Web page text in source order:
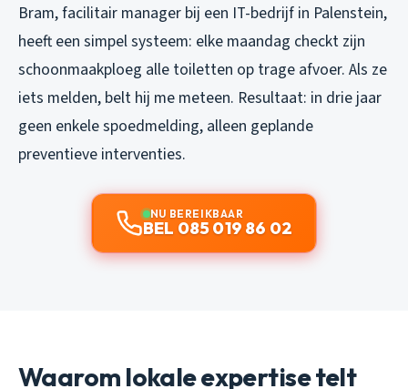
Bram, facilitair manager bij een IT-bedrijf in Palenstein,
heeft een simpel systeem: elke maandag checkt zijn
schoonmaakploeg alle toiletten op trage afvoer. Als ze
iets melden, belt hij me meteen. Resultaat: in drie jaar
geen enkele spoedmelding, alleen geplande
preventieve interventies.
NU BEREIKBAAR
BEL 085 019 86 02
Waarom lokale expertise telt